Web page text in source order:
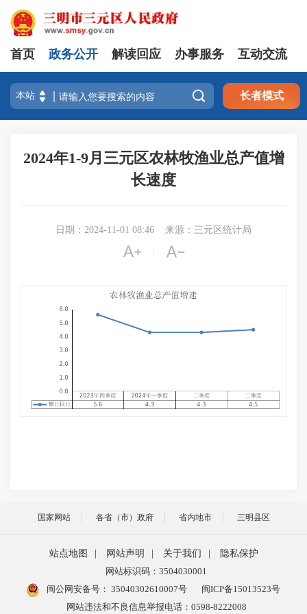
首页 政务公开 解读回应 办事服务 互动交流
 长者模式
2024年1-9月三元区农林牧渔业总产值增
长速度
日期：2024-11-01 08:46 来源：三元区统计局
 
国家网站 各省（市）政府 省内地市 三明县区
站点地图 网站声明 关于我们
隐私保护
网站标识码：3504030001
闽公网安备号： 35040302610007号
闽ICP备15013523号
网站违法和不良信息举报电话：0598-8222008